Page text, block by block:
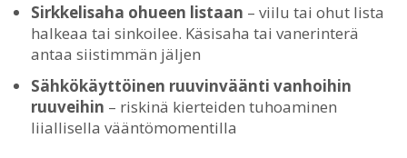
Sirkkelisaha ohueen listaan – viilu tai ohut lista
halkeaa tai sinkoilee. Käsisaha tai vanerinterä
antaa siistimmän jäljen
Sähkökäyttöinen ruuvinväänti vanhoihin
ruuveihin – riskinä kierteiden tuhoaminen
liiallisella vääntömomentilla